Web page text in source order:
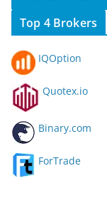
Top 4 Brokers
IQOption
Quotex.io
Binary.com
ForTrade